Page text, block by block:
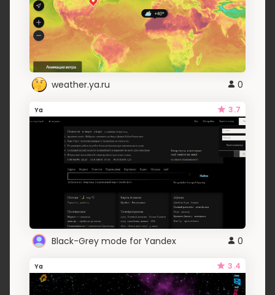
weather.ya.ru 0
Ya 3.7
Black-Grey mode for Yandex 0
Ya 3.4